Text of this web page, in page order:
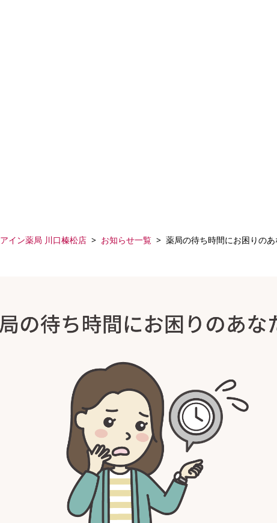
アイン薬局 川口榛松店 お知らせ一覧 薬局の待ち時間にお困りの